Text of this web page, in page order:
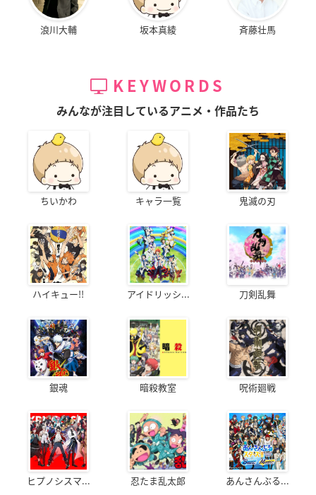
浪川大輔 坂本真綾 斉藤壮馬
KEYWORDS
みんなが注目しているアニメ・作品たち
ちいかわ キャラ一覧 鬼滅の刃
ハイキュー!! アイドリッシ... 刀剣乱舞
銀魂 暗殺教室 呪術廻戦
ヒプノシスマ... 忍たま乱太郎 あんさんぶる...